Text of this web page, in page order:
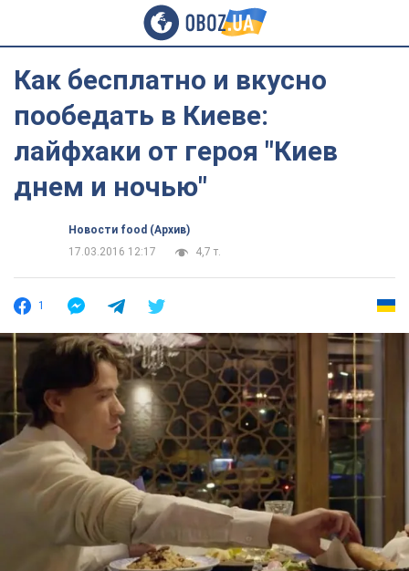
Как бесплатно и вкусно
пообедать в Киеве:
лайфхаки от героя "Киев
днем и ночью"
Новости food (Архив)
17.03.2016 12:17
4,7 т.
1